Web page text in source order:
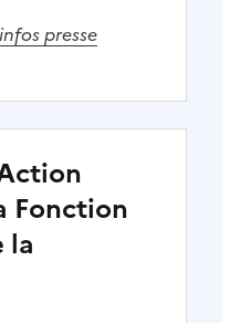
presse
Fonction
la